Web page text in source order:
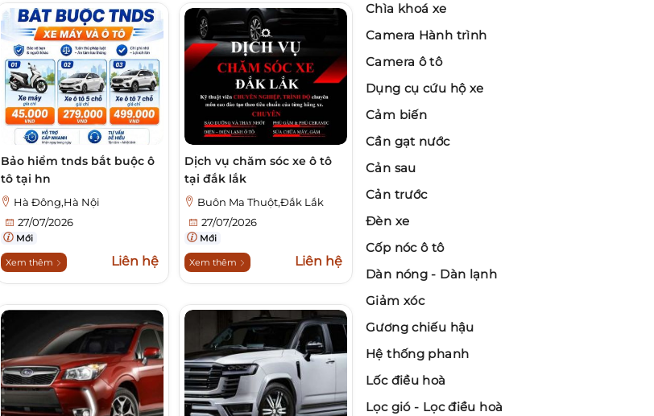
Bảo hiểm tnds bắt buộc ô
tô tại hn
Hà Đông,Hà Nội
27/07/2026
Mới
Xem thêm Liên hệ
Dịch vụ chăm sóc xe ô tô
tại đắk lắk
Buôn Ma Thuột,Đắk Lắk
27/07/2026
Mới
Xem thêm Liên hệ
Chìa khoá xe
Camera Hành trình
Camera ô tô
Dụng cụ cứu hộ xe
Cảm biến
Cần gạt nước
Cản sau
Cản trước
Đèn xe
Cốp nóc ô tô
Dàn nóng - Dàn lạnh
Giảm xóc
Gương chiếu hậu
Hệ thống phanh
Lốc điều hoà
Lọc gió - Lọc điều hoà